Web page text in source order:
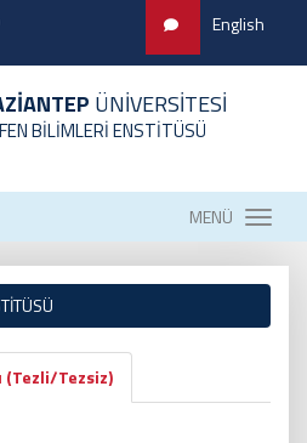
English
ÜNİVERSİTESİ
FEN BİLİMLERİ ENSTİTÜSÜ
MENÜ
(Tezli/Tezsiz)